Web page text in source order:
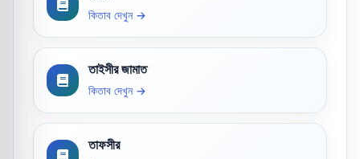
কিতাব দেখুন →
তাইসীর জামাত
কিতাব দেখুন →
তাফসীর